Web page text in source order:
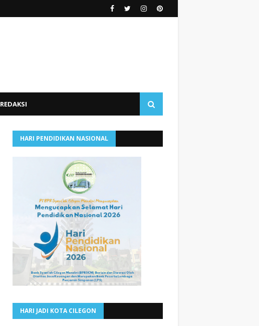
REDAKSI
HARI PENDIDIKAN NASIONAL
HARI JADI KOTA CILEGON